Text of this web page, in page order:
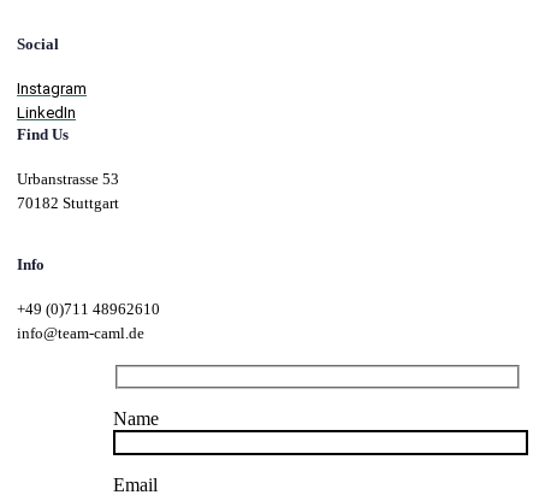
Social
Instagram
LinkedIn
Find Us
Urbanstrasse 53
70182 Stuttgart
Info
+49 (0)711 48962610
info@team-caml.de
Name
Email